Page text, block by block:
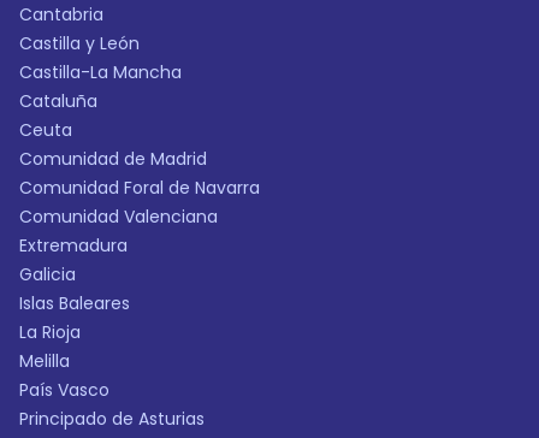
Cantabria
Castilla y León
Castilla-La Mancha
Cataluña
Ceuta
Comunidad de Madrid
Comunidad Foral de Navarra
Comunidad Valenciana
Extremadura
Galicia
Islas Baleares
La Rioja
Melilla
País Vasco
Principado de Asturias